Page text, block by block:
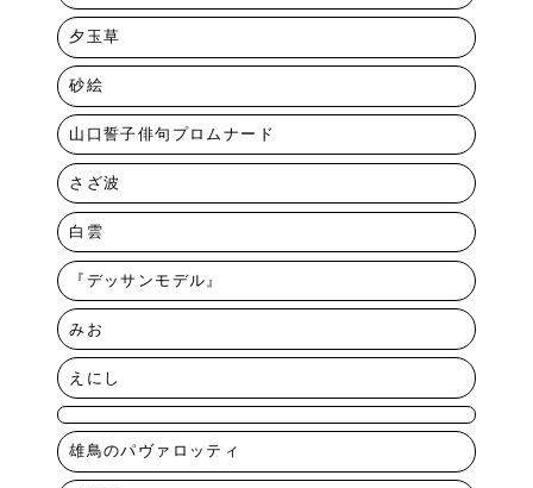
夕玉草
砂絵
山口誓子俳句プロムナード
さざ波
白雲
『デッサンモデル』
みお
えにし
雄鳥のパヴァロッティ